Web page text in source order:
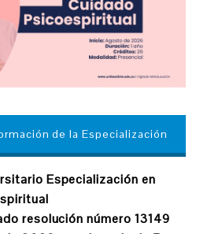
de la Especialización
Especialización en
resolución número 13149